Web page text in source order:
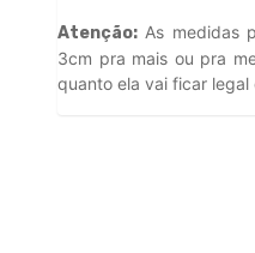
Atenção: As medidas
3cm pra mais ou pra
quanto ela vai ficar legal